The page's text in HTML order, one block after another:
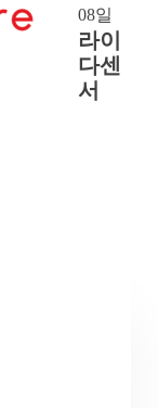
08일
라이
다센
서